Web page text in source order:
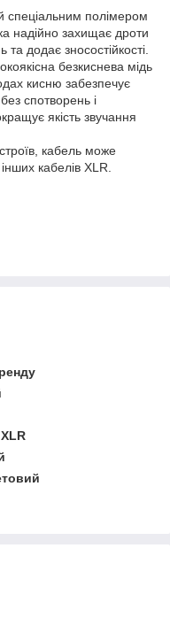
полімером
надійно захищає дроти
додає зносостійкості.
безкиснева мідь
кисню забезпечує
спотворень і
якість звучання
кабель може
кабелів XLR.